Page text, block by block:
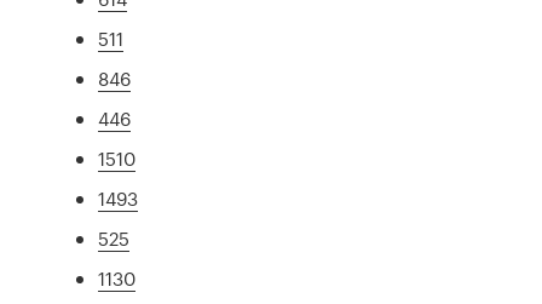
511
846
446
1510
1493
525
1130